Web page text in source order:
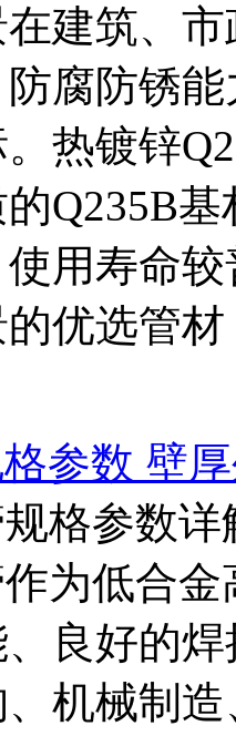
建筑、
腐防锈
热镀锌
Q235B
用寿命
优选管
参数 壁
格参数
为低合
良好的
机械制